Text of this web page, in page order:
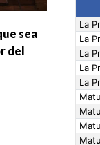
sea
del